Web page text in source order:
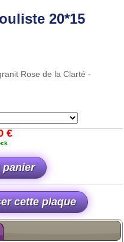
20*15
Rose de la Clarté -
€